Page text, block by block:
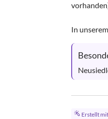
In
Erstellt